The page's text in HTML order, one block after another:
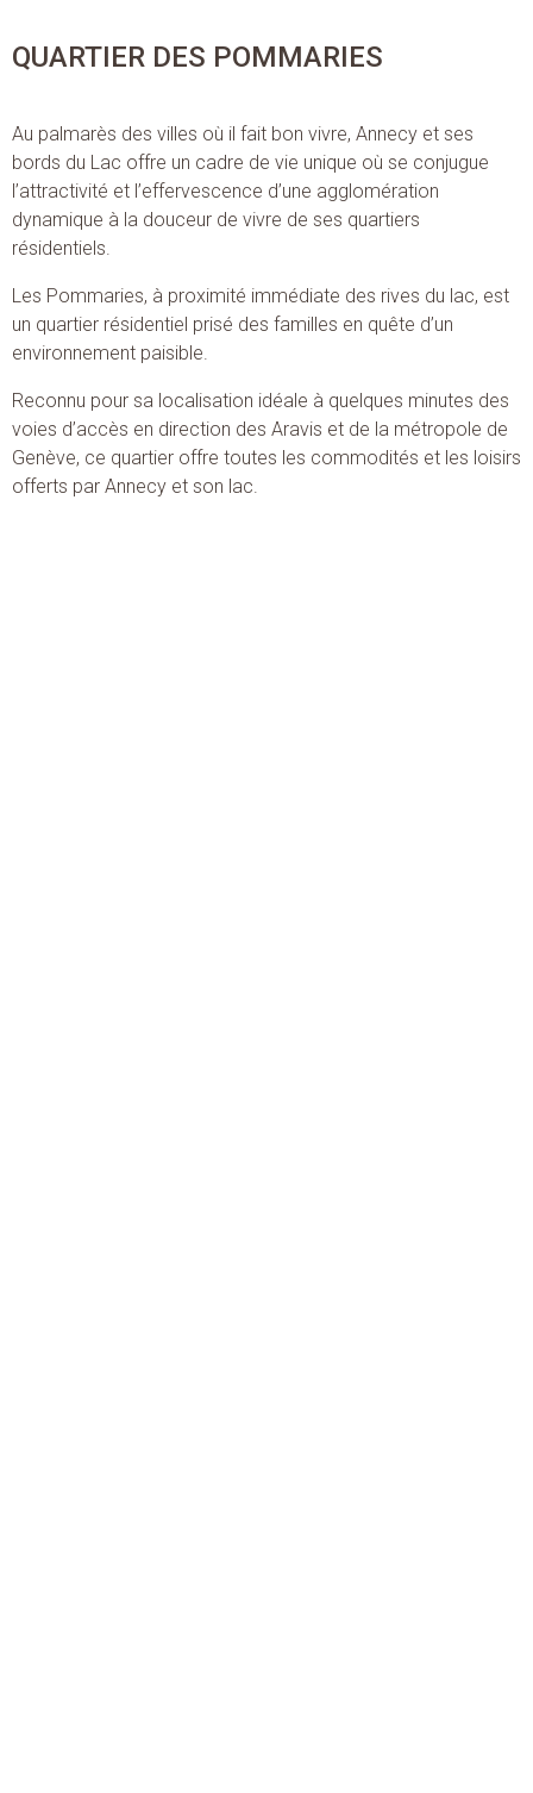
QUARTIER DES POMMARIES
Au palmarès des villes où il fait bon vivre, Annecy et ses
bords du Lac offre un cadre de vie unique où se conjugue
l’attractivité et l’effervescence d’une agglomération
dynamique à la douceur de vivre de ses quartiers
résidentiels.
Les Pommaries, à proximité immédiate des rives du lac, est
un quartier résidentiel prisé des familles en quête d’un
environnement paisible.
Reconnu pour sa localisation idéale à quelques minutes des
voies d’accès en direction des Aravis et de la métropole de
Genève, ce quartier offre toutes les commodités et les loisirs
offerts par Annecy et son lac.